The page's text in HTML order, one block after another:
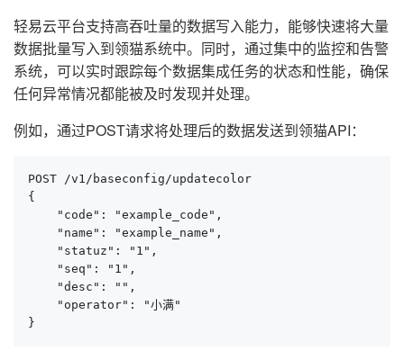
轻易云平台支持高吞吐量的数据写入能力，能够快速将大量
数据批量写入到领猫系统中。同时，通过集中的监控和告警
系统，可以实时跟踪每个数据集成任务的状态和性能，确保
任何异常情况都能被及时发现并处理。
例如，通过POST请求将处理后的数据发送到领猫API：
POST /v1/baseconfig/updatecolor
{
    "code": "example_code",
    "name": "example_name",
    "statuz": "1",
    "seq": "1",
    "desc": "",
    "operator": "小满"
}